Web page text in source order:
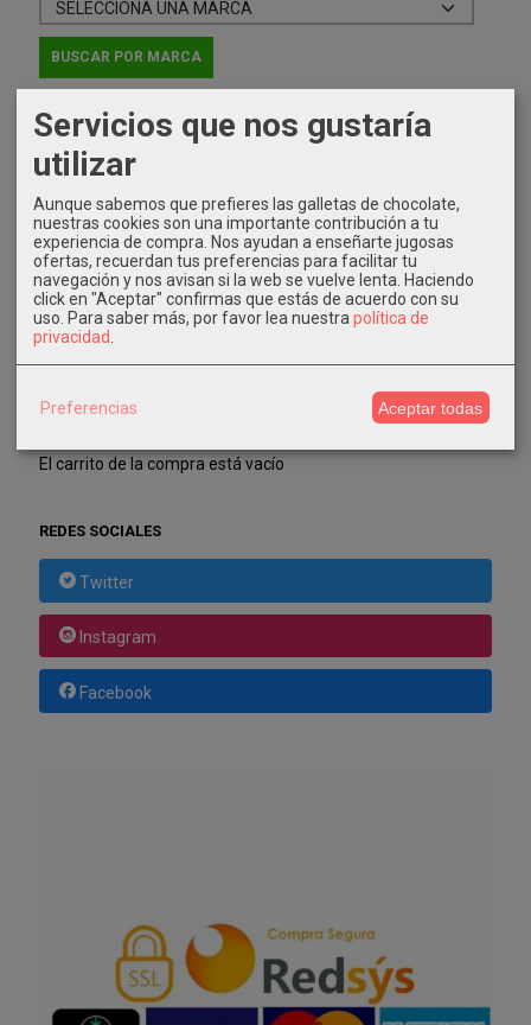
COSTES DE ENVÍO
GRATIS *
El carrito de la compra está vacío
REDES SOCIALES
Twitter
Instagram
Facebook
Servicios que nos gustaría
utilizar
Aunque sabemos que prefieres las galletas de chocolate,
nuestras cookies son una importante contribución a tu
experiencia de compra. Nos ayudan a enseñarte jugosas
ofertas, recuerdan tus preferencias para facilitar tu
navegación y nos avisan si la web se vuelve lenta. Haciendo
click en "Aceptar" confirmas que estás de acuerdo con su
uso. Para saber más, por favor lea nuestra política de
privacidad
Preferencias Aceptar todas